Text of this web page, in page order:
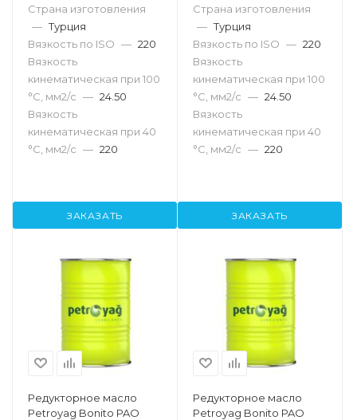
Страна изготовления
— Турция
Вязкость по ISO — 220
Вязкость
кинематическая при 100
°С, мм2/с — 24.50
Вязкость
кинематическая при 40
°С, мм2/с — 220
ЗАКАЗАТЬ
Страна изготовления
— Турция
Вязкость по ISO — 220
Вязкость
кинематическая при 100
°С, мм2/с — 24.50
Вязкость
кинематическая при 40
°С, мм2/с — 220
ЗАКАЗАТЬ
Редукторное масло
Petroyag Bonito PAO
Редукторное масло
Petroyag Bonito PAO